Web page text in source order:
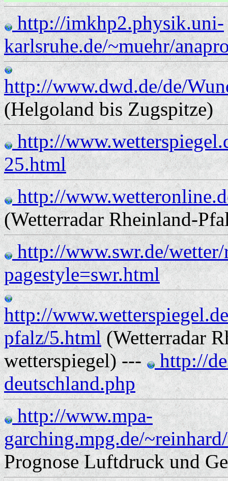
http://imkhp2.physik.uni-
karlsruhe.de/~muehr/
http://www.dwd.de/de/
(Helgoland bis Zugspitze)
http://
25.html
http://
(Wetterradar Rheinland-
http://www.swr.de/wetter/
pagestyle=swr.html
http://
pfalz/5.html(Wetterradar
wetterspiegel) --- http://
deutschland.php
http://www.mpa-
garching.mpg.de/
Prognose Luftdruck und